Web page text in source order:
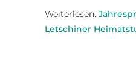
Weiterlesen:
Letschiner